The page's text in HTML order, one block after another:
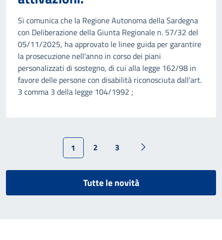
Si comunica che la Regione Autonoma della Sardegna
con Deliberazione della Giunta Regionale n. 57/32 del
05/11/2025, ha approvato le linee guida per garantire
la prosecuzione nell'anno in corso dei piani
personalizzati di sostegno, di cui alla legge 162/98 in
favore delle persone con disabilità riconosciuta dall'art.
3 comma 3 della legge 104/1992 ;
1 2 3
Tutte le novità